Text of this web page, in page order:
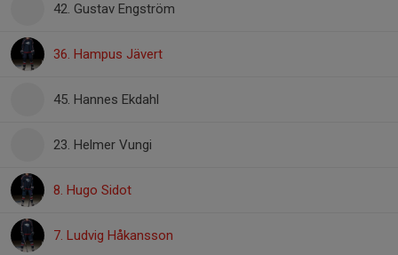
42. Gustav Engström
36. Hampus Jävert
45. Hannes Ekdahl
23. Helmer Vungi
8. Hugo Sidot
7. Ludvig Håkansson